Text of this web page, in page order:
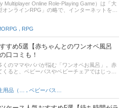
Multiplayer Online Role-Playing Game）は「大
ンラインRPG」の略で、インターネットを介
のプレイヤーが同時に参加できるオンライン
。この記事では、協力プレイが楽しめる
ソフトの選び方とおすすめソフトをご紹介
、比較一覧表、通販サイトの売れ筋人気ランキ
ミや評判もチェックしてみてください。
RPG
すめ5選【赤ちゃんとのワンオペ風呂
口コミも！
くのママやパパが悩む「ワンオペお風呂」。赤
ると、ベビーバスやベビーチェアではじっと
どうしよう…」と悩むことも多いのではないで
、赤ちゃんとのワンオペ風呂で役立つ「バス
比較的新しいベビーグッズで、西松屋やバース
ることがないかもしれません。ですがひとつ持
の体が洗いやすく、落ち着いて自分の体も洗う